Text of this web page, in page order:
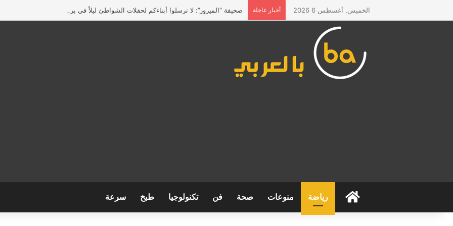
الخميس, أغسطس 6 2026 أخبار عاجلة صحيفة “الميرور”: لا ترسلوا أبناءكم لحفلات الشواطئ ليلاً في بريطانيا
الرئيسيةرياضة منوعات صحة فن تكنولوجيا طبخ سرعة